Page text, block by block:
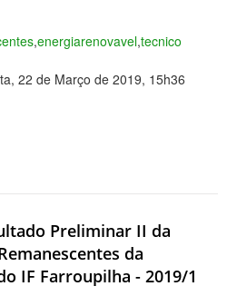
,energiarenovavel,tecnico
22 de Março de 2019, 15h36
Preliminar II da
da
IF Farroupilha - 2019/1